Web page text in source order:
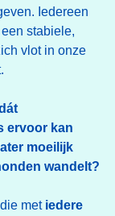
Iedereen
stabiele,
vlot in onze
ervoor kan
moeilijk
wandelt?
die met iedere